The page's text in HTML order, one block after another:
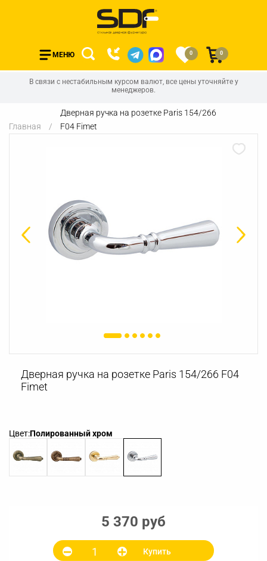
МЕНЮ 0 0
В связи с нестабильным курсом валют, все цены уточняйте у
менеджеров.
Главная
Дверная ручка на розетке Paris 154/266
F04 Fimet
Дверная ручка на розетке Paris 154/266 F04
Fimet
Цвет:Полированный хром
5 370 руб
Купить